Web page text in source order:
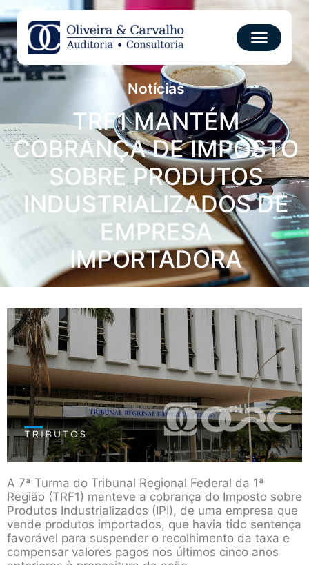
Notícias
TRF1 MANTÉM
COBRANÇA DE IMPOSTO
SOBRE PRODUTOS
INDUSTRIALIZADOS DE
EMPRESA
IMPORTADORA
A 7ª Turma do Tribunal Regional Federal da 1ª
Região (TRF1) manteve a cobrança do Imposto sobre
Produtos Industrializados (IPI), de uma empresa que
vende produtos importados, que havia tido sentença
favorável para suspender o recolhimento da taxa e
compensar valores pagos nos últimos cinco anos